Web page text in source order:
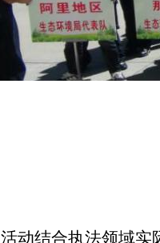
活动结合执法领域实